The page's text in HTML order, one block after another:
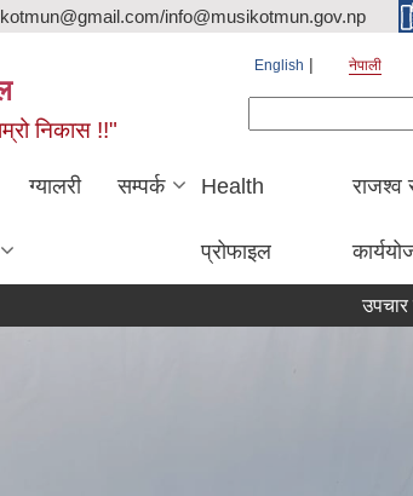
info@musikotmun.gov.np
निकास !!"
English नेपाली
ग्यालरी सम्पर्क Health
प्रोफाइल
राजश्व
उपचार खर्च